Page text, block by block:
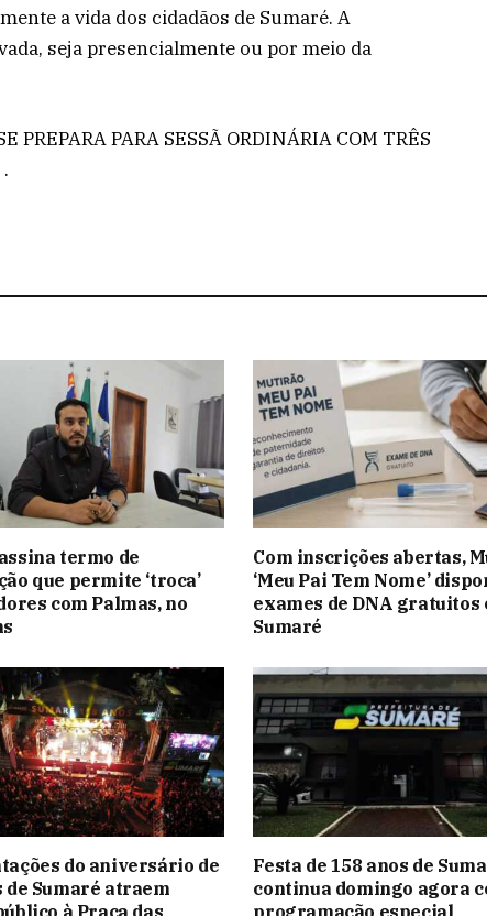
a vida dos cidadãos de Sumaré. A
seja presencialmente ou por meio da
PREPARA PARA SESSÃ ORDINÁRIA COM TRÊS
termo de
que permite ‘troca’
com Palmas, no
Com inscrições abertas,
‘Meu Pai Tem Nome’
exames de DNA gratuitos
Sumaré
do aniversário de
de Sumaré atraem
à Praça das
Festa de 158 anos de
continua domingo agora
programação especial